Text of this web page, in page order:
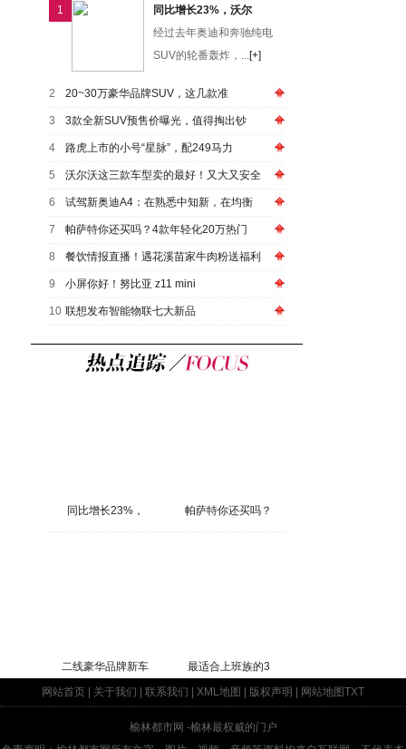
1
同比增长23%，沃尔
经过去年奥迪和奔驰纯电
SUV的轮番轰炸，...[+]
2 20~30万豪华品牌SUV，这几款准
3 3款全新SUV预售价曝光，值得掏出钞
4 路虎上市的小号“星脉”，配249马力
5 沃尔沃这三款车型卖的最好！又大又安全
6 试驾新奥迪A4：在熟悉中知新，在均衡
7 帕萨特你还买吗？4款年轻化20万热门
8 餐饮情报直播！遇花溪苗家牛肉粉送福利
9 小屏你好！努比亚 z11 mini
10 联想发布智能物联七大新品
同比增长23%， 帕萨特你还买吗？
二线豪华品牌新车
最适合上班族的3
网站首页
关于我们 联系我们 XML地图 版权声明 网站地图TXT
榆林都市网 -榆林最权威的门户